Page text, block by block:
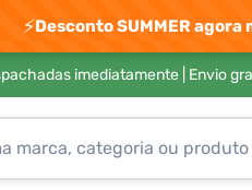
⚡Desconto SUMMER agora
imediatamente | Envio